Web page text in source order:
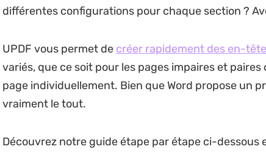
différentes configurations pour chaque section ?
UPDF vous permet de créer rapidement des en-
variés, que ce soit pour les pages impaires et
page individuellement. Bien que Word propose un
vraiment le tout.
Découvrez notre guide étape par étape ci-dessous